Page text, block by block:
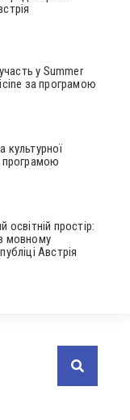
у Summer
за програмою
культурної
програмою
освітній простір:
мовному
Австрія